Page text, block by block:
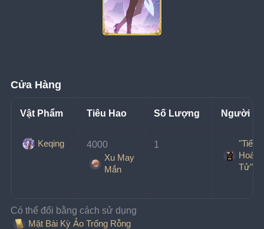
Cửa Hàng
Vật Phẩm Tiêu Hao Số Lượng Người
Keqing
4000
Xu May
Mắn
1
"Tiểu
Hoàng
Tử"
Có thể đổi bằng cách sử dụng
Mặt Bài Kỳ Ảo Trống Rỗng